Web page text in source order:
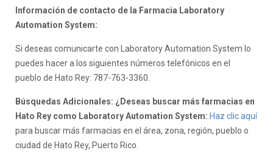
Información de contacto de la Farmacia Laboratory
Automation System:
Si deseas comunicarte con Laboratory Automation System lo
puedes hacer a los siguientes números telefónicos en el
pueblo de Hato Rey: 787-763-3360.
Búsquedas Adicionales: ¿Deseas buscar más farmacias en
Hato Rey como Laboratory Automation System: Haz clic aquí
para buscar más farmacias en el área, zona, región, pueblo o
ciudad de Hato Rey, Puerto Rico.